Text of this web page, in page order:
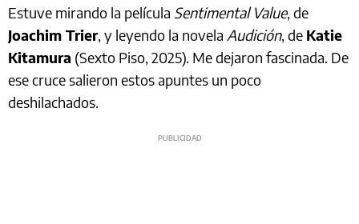
Estuve mirando la película Sentimental Value, de
Joachim Trier, y leyendo la novela Audición, de Katie
Kitamura (Sexto Piso, 2025). Me dejaron fascinada. De
ese cruce salieron estos apuntes un poco
deshilachados.